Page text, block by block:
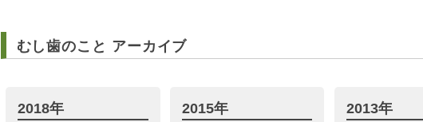
むし歯のこと アーカイブ
2018年 2015年 2013年